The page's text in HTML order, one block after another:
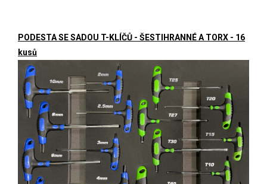
PODESTA SE SADOU T-KLÍČŮ - ŠESTIHRANNÉ A TORX - 16
kusů